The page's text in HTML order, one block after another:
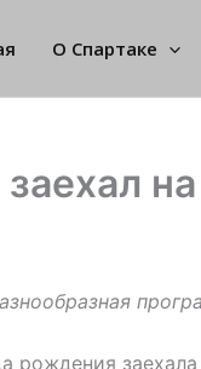
О Спартаке
рождения